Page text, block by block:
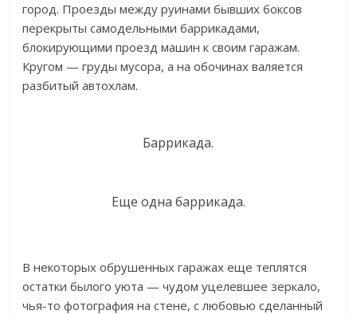
город. Проезды между руинами бывших боксов
перекрыты самодельными баррикадами,
блокирующими проезд машин к своим гаражам.
Кругом — груды мусора, а на обочинах валяется
разбитый автохлам.
Баррикада.
Еще одна баррикада.
В некоторых обрушенных гаражах еще теплятся
остатки былого уюта — чудом уцелевшее зеркало,
чья-то фотография на стене, с любовью сделанный